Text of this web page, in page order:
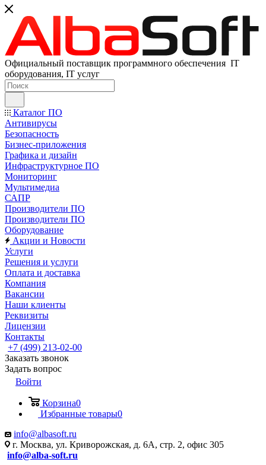
Официальный поставщик программного обеспечения IT
оборудования, IT услуг
Каталог ПО
Антивирусы
Безопасность
Бизнес-приложения
Графика и дизайн
Инфраструктурное ПО
Мониторинг
Мультимедиа
САПР
Производители ПО
Производители ПО
Оборудование
Акции и Новости
Услуги
Решения и услуги
Оплата и доставка
Компания
Вакансии
Наши клиенты
Реквизиты
Лицензии
Контакты
+7 (499) 213-02-00
Заказать звонок
Задать вопрос
Войти
Корзина0
Избранные товары0
info@albasoft.ru
г. Москва, ул. Криворожская, д. 6А, стр. 2, офис 305
info@alba-soft.ru